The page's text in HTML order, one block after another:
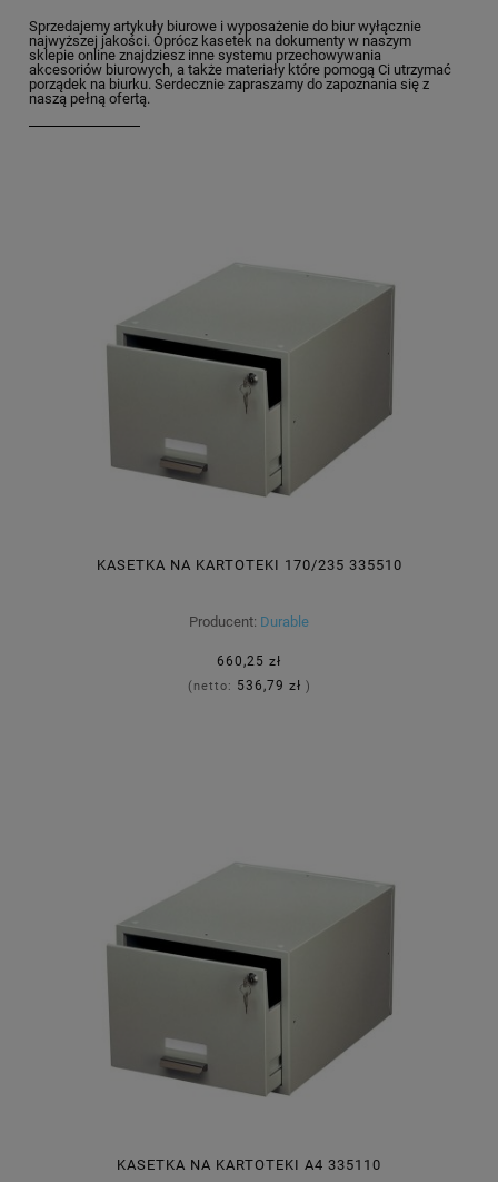
Sprzedajemy artykuły biurowe i wyposażenie do biur wyłącznie
najwyższej jakości. Oprócz kasetek na dokumenty w naszym
sklepie online znajdziesz inne systemu przechowywania
akcesoriów biurowych, a także materiały które pomogą Ci utrzymać
porządek na biurku. Serdecznie zapraszamy do zapoznania się z
naszą pełną ofertą.
KASETKA NA KARTOTEKI 170/235 335510
Producent: Durable
660,25 zł
(netto: 536,79 zł )
KASETKA NA KARTOTEKI A4 335110